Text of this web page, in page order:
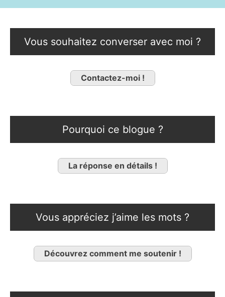
Vous souhaitez converser avec moi ?
Contactez-moi !
Pourquoi ce blogue ?
La réponse en détails !
Vous appréciez j’aime les mots ?
Découvrez comment me soutenir !